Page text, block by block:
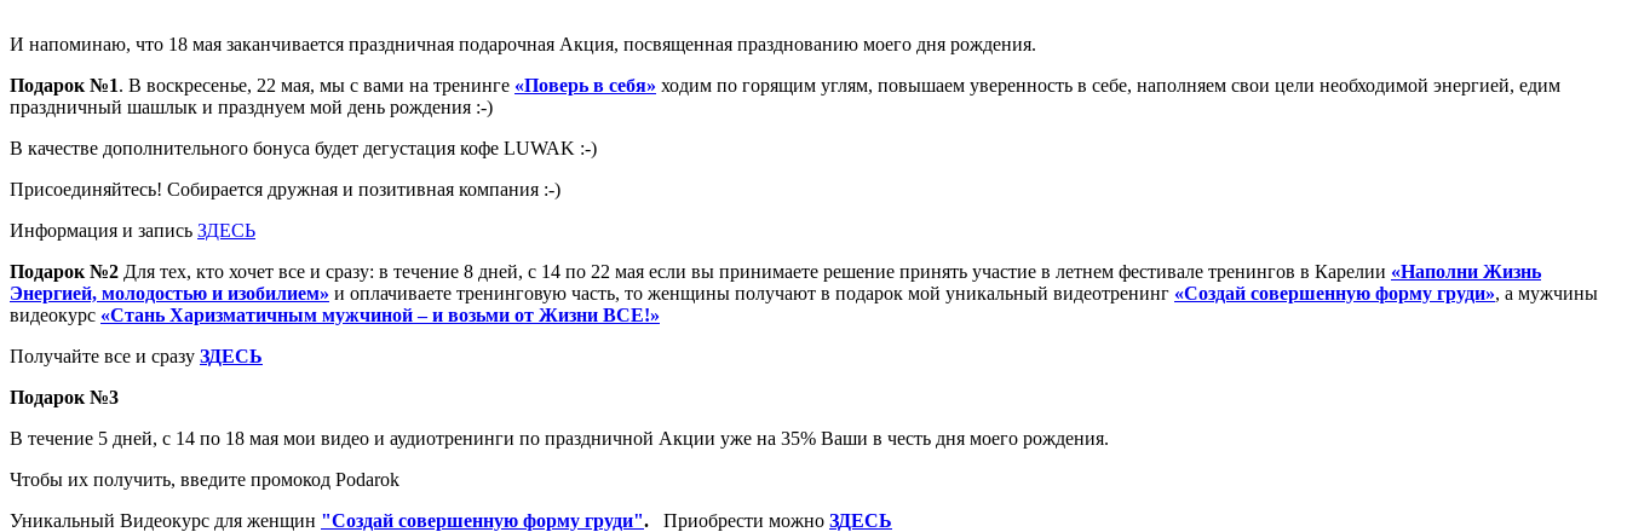
И напоминаю, что 18 мая заканчивается праздничная подарочная Акция, посвященная празднованию моего дня рождения.
Подарок №1. В воскресенье, 22 мая, мы с вами на тренинге «Поверь в себя» ходим по горящим углям, повышаем уверенность в себе, наполняем свои цели необходимой энергией, едим
праздничный шашлык и празднуем мой день рождения :-)
В качестве дополнительного бонуса будет дегустация кофе LUWAK :-)
Присоединяйтесь! Собирается дружная и позитивная компания :-)
Информация и запись ЗДЕСЬ
Подарок №2 Для тех, кто хочет все и сразу: в течение 8 дней, с 14 по 22 мая если вы принимаете решение принять участие в летнем фестивале тренингов в Карелии «Наполни Жизнь
Энергией, молодостью и изобилием» и оплачиваете тренинговую часть, то женщины получают в подарок мой уникальный видеотренинг «Создай совершенную форму груди», а мужчины
видеокурс «Стань Харизматичным мужчиной – и возьми от Жизни ВСЕ!»
Получайте все и сразу ЗДЕСЬ
Подарок №3
В течение 5 дней, с 14 по 18 мая мои видео и аудиотренинги по праздничной Акции уже на 35% Ваши в честь дня моего рождения.
Чтобы их получить, введите промокод Podarok
Уникальный Видеокурс для женщин "Создай совершенную форму груди". Приобрести можно ЗДЕСЬ